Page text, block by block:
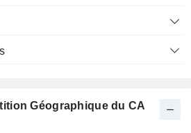
Géographique du CA